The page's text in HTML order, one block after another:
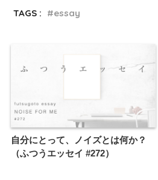
TAGS :
essay
自分にとって、ノイズとは何か？
（ふつうエッセイ #272）